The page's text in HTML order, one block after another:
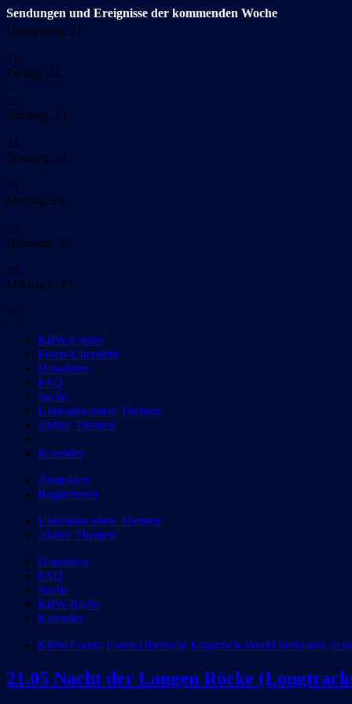
Sendungen und Ereignisse der kommenden Woche
Donnerstag, 21.
21.
Freitag, 22.
22.
Samstag, 23.
23.
Sonntag, 24.
24.
Montag, 25.
25.
Dienstag, 26.
26.
Mittwoch, 27.
27.
KRW-Forum
Foren-Übersicht
Donations
FAQ
Suche
Unbeantwortete Themen
Aktive Themen
Kalender
Anmelden
Registrieren
Unbeantwortete Themen
Aktive Themen
Donations
FAQ
Suche
KRW-Radio
Kalender
KRW-Forum Foren-Übersicht Krautrock-World Webradio
21.05 Nacht der Langen Röcke